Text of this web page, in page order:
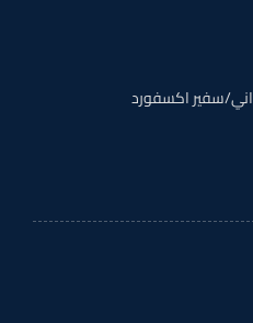
سفير اكسفورد